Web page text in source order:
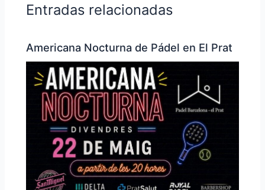
Entradas relacionadas
Americana Nocturna de Pádel en El Prat